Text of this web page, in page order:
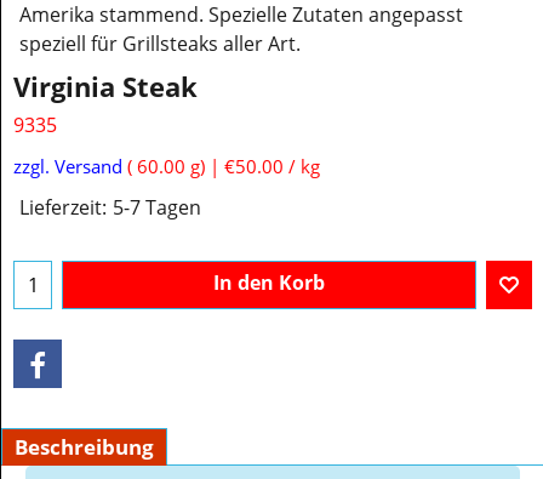
Amerika stammend. Spezielle Zutaten angepasst
speziell für Grillsteaks aller Art.
Virginia Steak
9335
€3.00 inkl. MwSt
zzgl. Versand 60.00g
In den Korb